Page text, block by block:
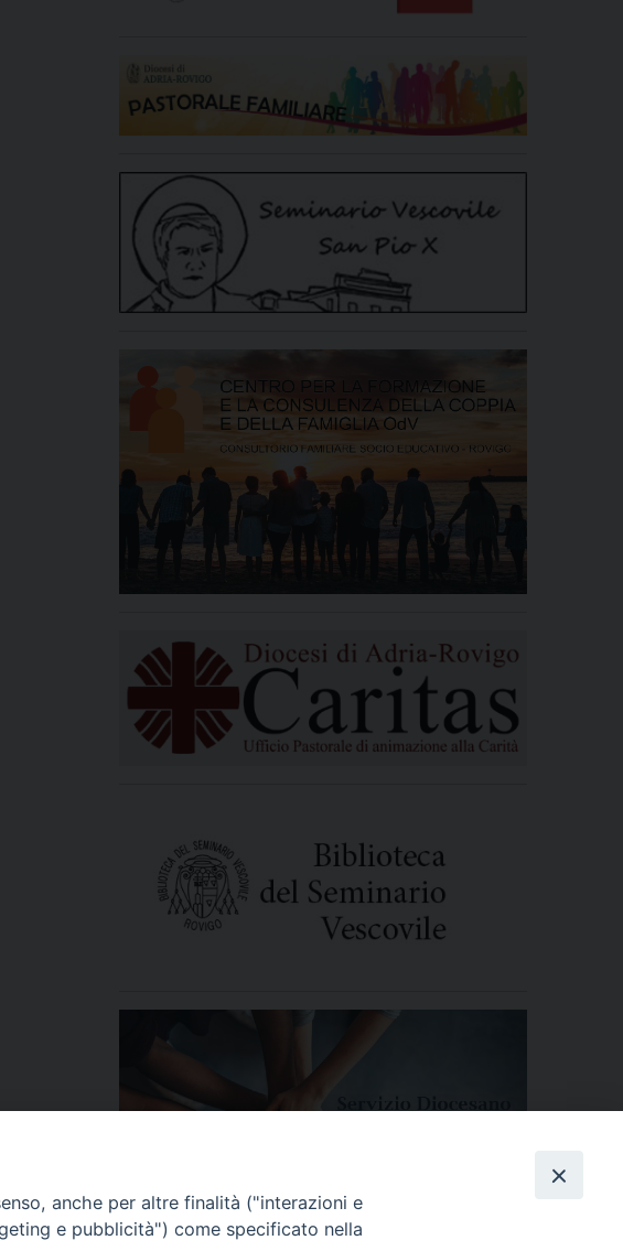
anche per altre finalità ("interazioni e
e pubblicità") come specificato nella